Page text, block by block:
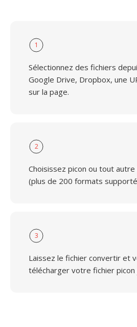
1
Sélectionnez des fichiers
Google Drive, Dropbox, une
sur la page.
2
Choisissez picon ou tout
(plus de 200 formats
3
Laissez le fichier convertir et
télécharger votre fichier